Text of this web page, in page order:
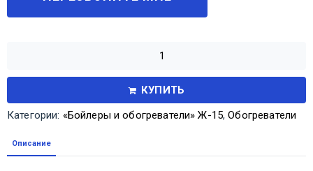
КУПИТЬ
Категории: «Бойлеры и обогреватели» Ж-15,Обогреватели
Описание